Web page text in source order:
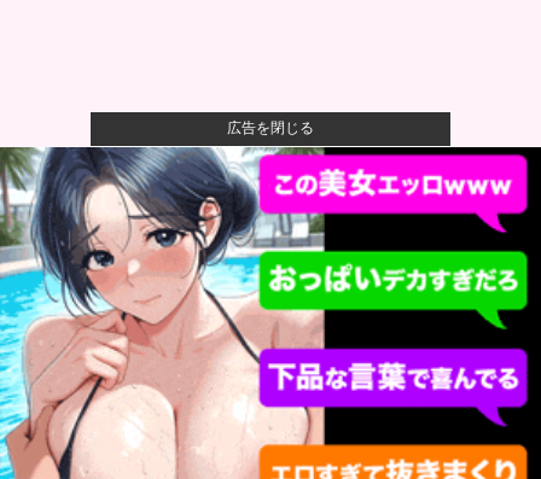
【悲報】八王子の夏祭り、衛生管理終わってた
【朗報】ハンターハンター最新話、ベンジャミンが覚
醒して主人公...
【悲報】最新話のモンキー・D・ルフィさん、あまりに
も情けなさ...
【悲報】イオン、完全にヤケクソになるｗｗｗｗ
DeNA木村、横浜高校の織田視察
wwwwwwwwwwwwww...
新しい税を考えて日本を良くするスレ他
広告を閉じる